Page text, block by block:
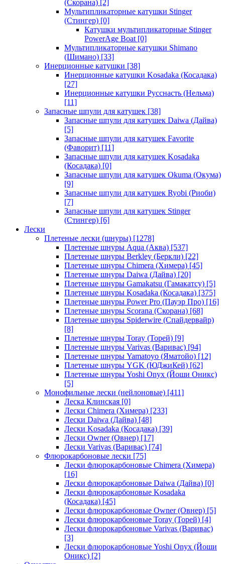
(Скорана) [2]
Мультипликаторные катушки Stinger
(Стингер) [0]
Катушки мультипликаторные Stinger
PowerAge Boat [0]
Мультипликаторные катушки Shimano
(Шимано) [33]
Инерционные катушки [38]
Инерционные катушки Kosadaka (Косадака)
[27]
Инерционные катушки Русснасть (Нельма)
[11]
Запасные шпули для катушек [38]
Запасные шпули для катушек Daiwa (Дайва)
[5]
Запасные шпули для катушек Favorite
(Фаворит) [11]
Запасные шпули для катушек Kosadaka
(Косадака) [0]
Запасные шпули для катушек Okuma (Окума)
[9]
Запасные шпули для катушек Ryobi (Риоби)
[7]
Запасные шпули для катушек Stinger
(Стингер) [6]
Лески
Плетеные лески (шнуры) [1278]
Плетеные шнуры Aqua (Аква) [537]
Плетеные шнуры Berkley (Беркли) [22]
Плетеные шнуры Chimera (Химера) [45]
Плетеные шнуры Daiwa (Дайва) [20]
Плетеные шнуры Gamakatsu (Гамакатсу) [5]
Плетеные шнуры Kosadaka (Косадака) [375]
Плетеные шнуры Power Pro (Пауэр Про) [16]
Плетеные шнуры Scorana (Скорана) [68]
Плетеные шнуры Spiderwire (Спайдервайр)
[8]
Плетеные шнуры Toray (Торей) [9]
Плетеные шнуры Varivas (Варивас) [94]
Плетеные шнуры Yamatoyo (Яматойо) [12]
Плетеные шнуры YGK (ЮДжиКей) [62]
Плетеные шнуры Yoshi Onyx (Йоши Оникс)
[5]
Монофильные лески (нейлоновые) [411]
Леска Клинская [0]
Лески Chimera (Химера) [233]
Лески Daiwa (Дайва) [48]
Лески Kosadaka (Косадака) [39]
Лески Owner (Овнер) [17]
Лески Varivas (Варивас) [74]
Флюрокарбоновые лески [75]
Лески флюрокарбоновые Chimera (Химера)
[16]
Лески флюрокарбоновые Daiwa (Дайва) [0]
Лески флюрокарбоновые Kosadaka
(Косадака) [45]
Лески флюрокарбоновые Owner (Овнер) [5]
Лески флюрокарбоновые Toray (Торей) [4]
Лески флюрокарбоновые Varivas (Варивас)
[3]
Лески флюрокарбоновые Yoshi Onyx (Йоши
Оникс) [2]